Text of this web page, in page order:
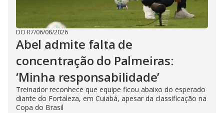
DO R7/06/08/2026
Abel admite falta de
concentração do Palmeiras:
‘Minha responsabilidade’
Treinador reconhece que equipe ficou abaixo do esperado
diante do Fortaleza, em Cuiabá, apesar da classificação na
Copa do Brasil